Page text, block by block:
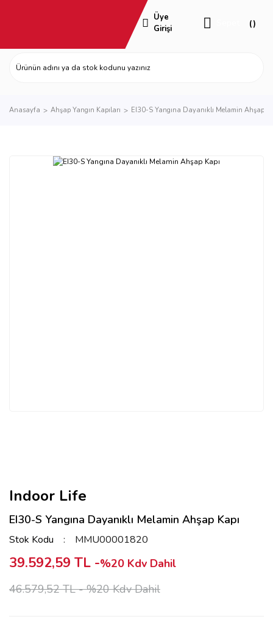
Üye
Girişi
Anasayfa Ahşap Yangın Kapıları EI30-S Yangına Dayanıklı Melamin Ahşap
Indoor Life
EI30-S Yangına Dayanıklı Melamin Ahşap Kapı
Stok Kodu MMU00001820
39.592,59 TL -%20 Kdv Dahil
46.579,52 TL -%20 Kdv Dahil